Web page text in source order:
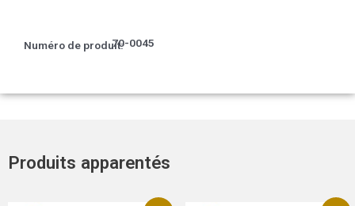
Numéro de produit:70-0045
Produits apparentés